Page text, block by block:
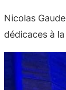
Nicolas
dédicaces à